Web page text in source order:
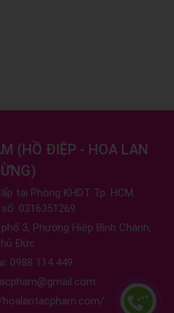
(HỒ ĐIỆP - HOA LAN
)
tại Phòng KHDT Tp. HCM.
0316351269
3, Phường Hiệp Bình Chánh,
Đức
0988 114 449